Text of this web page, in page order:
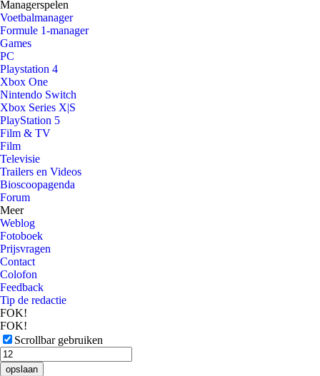
Managerspelen
Voetbalmanager
Formule 1-manager
Games
PC
Playstation 4
Xbox One
Nintendo Switch
Xbox Series X|S
PlayStation 5
Film & TV
Film
Televisie
Trailers en Videos
Bioscoopagenda
Forum
Meer
Weblog
Fotoboek
Prijsvragen
Contact
Colofon
Feedback
Tip de redactie
FOK!
FOK!
Scrollbar gebruiken
opslaan